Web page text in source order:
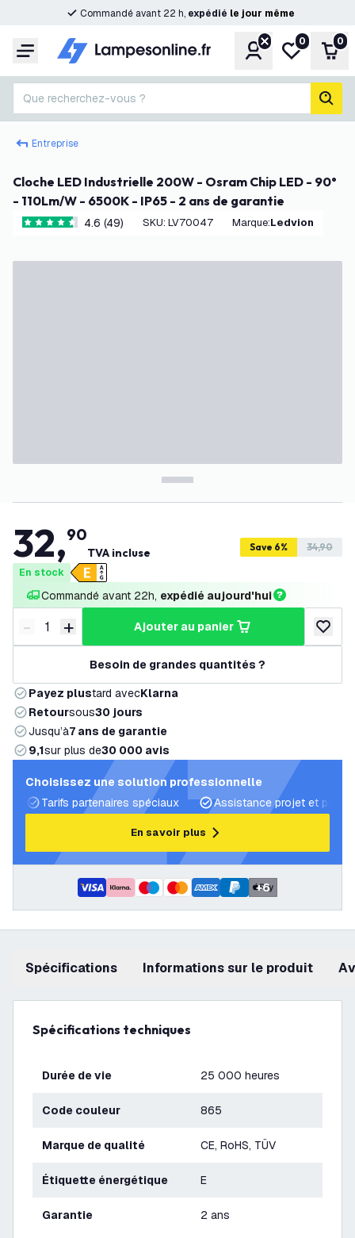
Commandé avant 22 h, expédié le jour même
Menu CompteMa liste de
0 0
Que recherchez-vous ?
Entreprise
Cloche LED Industrielle 200W - Osram Chip LED - 90°
- 110Lm/W - 6500K - IP65 - 2 ans de garantie
4.6 étoiles de notation
4.6 (49) SKU: LV70047 Marque: Ledvion
32,90
TVA incluse Save 6% 34,90
En stock
Commandé avant 22h, expédié aujourd'hui
Diminuer la quantité
- Augmenter la quantité
+ ajouter au panier
Besoin de grandes quantités ?
Payez plustard avecKlarna
Retoursous30 jours
Jusqu’à7 ans de garantie
9,1sur plus de30 000 avis
Choisissez une solution professionnelle
Tarifs partenaires spéciaux
Assistance projet et plans
En savoir plus
+6
Spécifications Informations sur le produit
Spécifications techniques
Durée de vie 25 000 heures
Code couleur 865
Marque de qualité CE, RoHS, TÜV
Étiquette énergétique E
Garantie 2 ans